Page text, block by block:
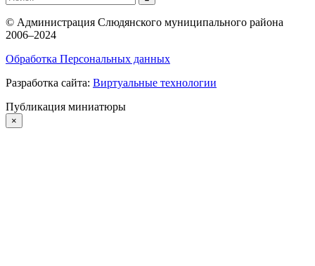
© Администрация Слюдянского муниципального района
2006–2024
Обработка Персональных данных
Разработка сайта: Виртуальные технологии
Публикация миниатюры
×